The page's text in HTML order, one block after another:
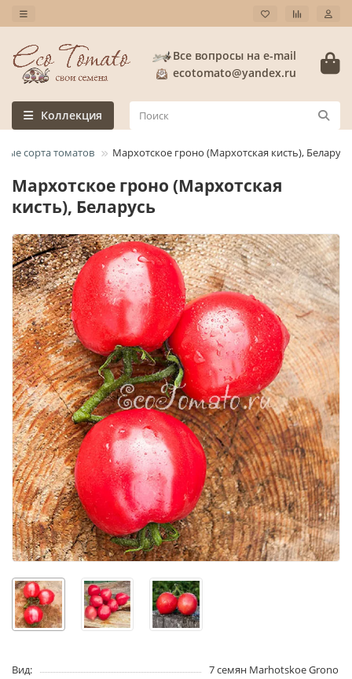
Все вопросы на e-mail
ecotomato@yandex.ru
Коллекция
сорта томатов Мархотское гроно (Мархотская кисть), Беларусь
Мархотское гроно (Мархотская
кисть), Беларусь
Вид:
7 семян Marhotskoe Grono